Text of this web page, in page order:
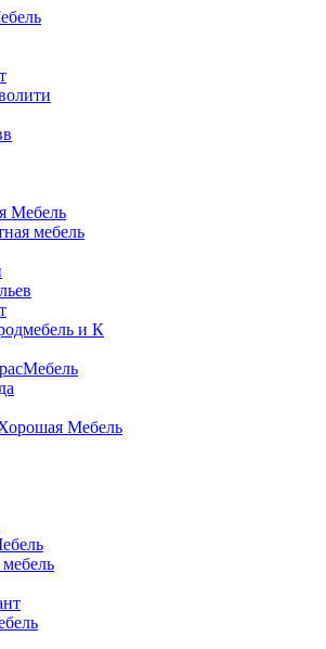
Мебель
мебель
и К
Мебель